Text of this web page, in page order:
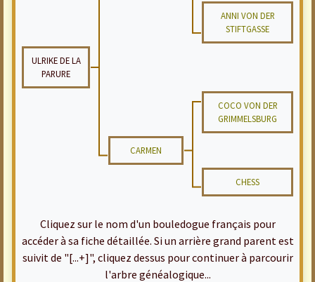
ANNI VON DER
STIFTGASSE
ULRIKE DE LA
PARURE
COCO VON DER
GRIMMELSBURG
CARMEN
CHESS
Cliquez sur le nom d'un bouledogue français pour
accéder à sa fiche détaillée. Si un arrière grand parent est
suivit de "[...+]", cliquez dessus pour continuer à parcourir
l'arbre généalogique...